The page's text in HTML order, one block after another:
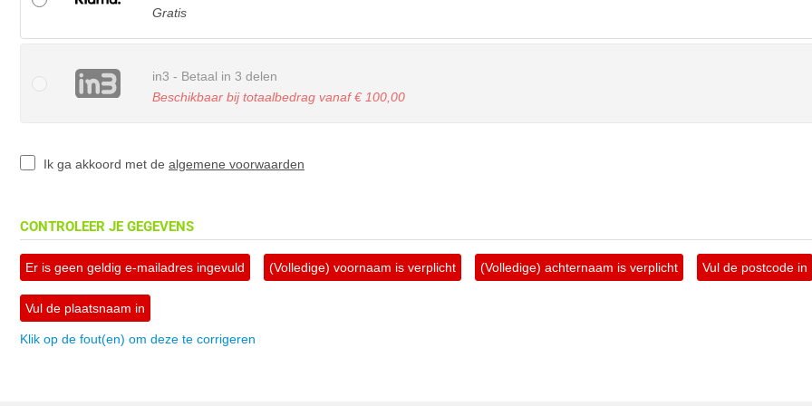
Gratis
in3 - Betaal in 3 delen
Beschikbaar bij totaalbedrag vanaf € 100,00
Ik ga akkoord met de algemene voorwaarden
CONTROLEER JE GEGEVENS
Er is geen geldig e-mailadres ingevuld (Volledige) voornaam is verplicht (Volledige) achternaam is verplicht Vul de postcode in
Vul de plaatsnaam in
Klik op de fout(en) om deze te corrigeren